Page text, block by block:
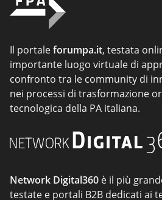
Il portaleforumpa.it, testata
importante luogo virtuale di
confronto tra le community di
nei processi di trasformazione
tecnologica della PA italiana.
Network Digital360 è il più
testate e portali B2B dedicati ai